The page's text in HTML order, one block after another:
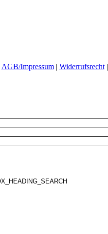
AGB/Impressum| Widerrufsrecht|